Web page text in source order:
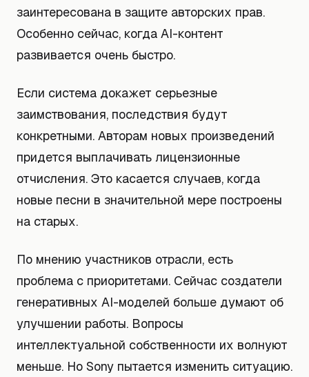
заинтересована в защите авторских прав.
Особенно сейчас, когда AI-контент
развивается очень быстро.
Если система докажет серьезные
заимствования, последствия будут
конкретными. Авторам новых произведений
придется выплачивать лицензионные
отчисления. Это касается случаев, когда
новые песни в значительной мере построены
на старых.
По мнению участников отрасли, есть
проблема с приоритетами. Сейчас создатели
генеративных AI-моделей больше думают об
улучшении работы. Вопросы
интеллектуальной собственности их волнуют
меньше. Но Sony пытается изменить ситуацию.